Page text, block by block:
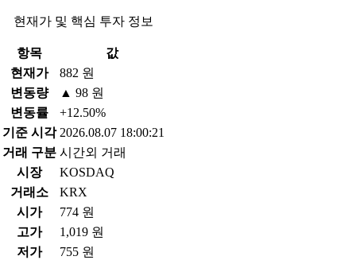
현재가 및 핵심 투자 정보
항목
값
현재가
882 원
변동량
▲ 98 원
변동률
+12.50%
기준 시각 2026.08.07 18:00:21
거래 구분 시간외 거래
시장
KOSDAQ
거래소
KRX
시가
774 원
고가
1,019 원
저가
755 원